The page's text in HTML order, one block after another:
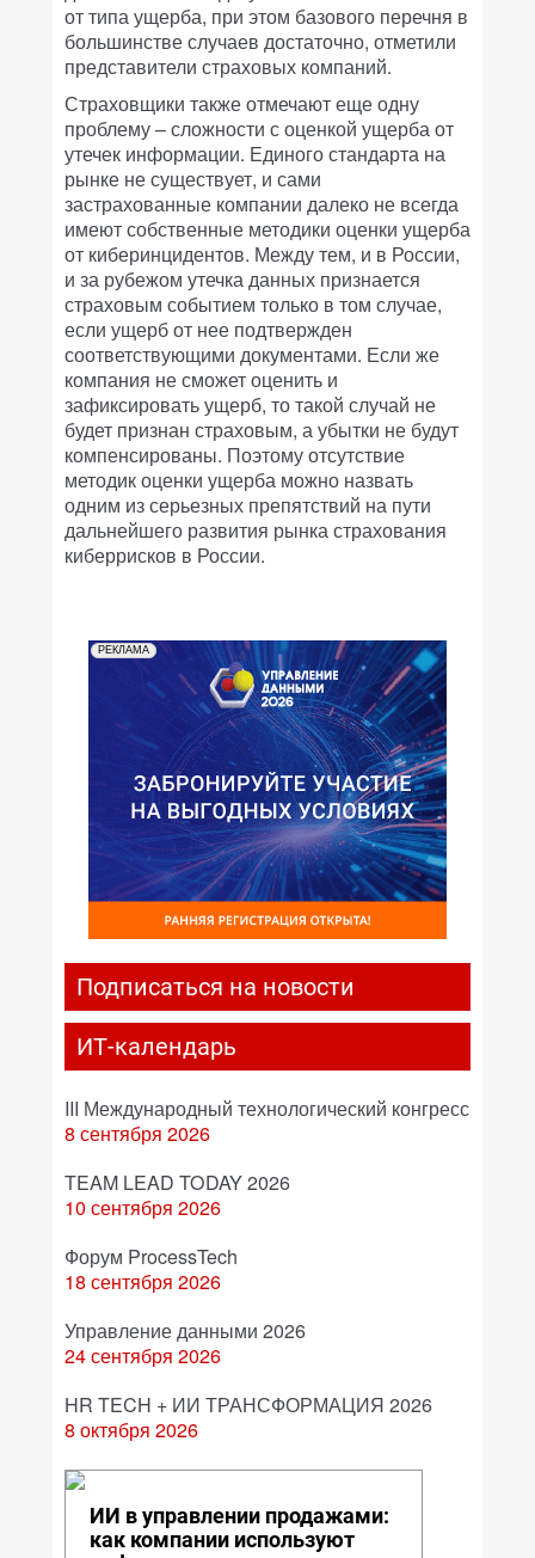
от типа ущерба, при этом базового перечня в
большинстве случаев достаточно, отметили
представители страховых компаний.
Страховщики также отмечают еще одну
проблему – сложности с оценкой ущерба от
утечек информации. Единого стандарта на
рынке не существует, и сами
застрахованные компании далеко не всегда
имеют собственные методики оценки ущерба
от киберинцидентов. Между тем, и в России,
и за рубежом утечка данных признается
страховым событием только в том случае,
если ущерб от нее подтвержден
соответствующими документами. Если же
компания не сможет оценить и
зафиксировать ущерб, то такой случай не
будет признан страховым, а убытки не будут
компенсированы. Поэтому отсутствие
методик оценки ущерба можно назвать
одним из серьезных препятствий на пути
дальнейшего развития рынка страхования
киберрисков в России.
РЕКЛАМА
Подписаться на новости
ИТ-календарь
III Международный технологический конгресс
8 сентября 2026
TEAM LEAD TODAY 2026
10 сентября 2026
Форум ProcessTech
18 сентября 2026
Управление данными 2026
24 сентября 2026
HR TECH + ИИ ТРАНСФОРМАЦИЯ 2026
8 октября 2026
ИИ в управлении продажами:
как компании используют